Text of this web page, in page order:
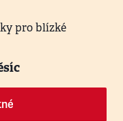
pro blízké